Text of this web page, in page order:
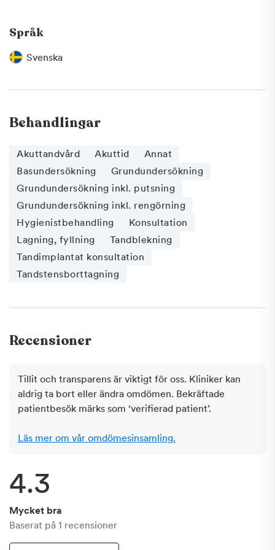
Språk
Svenska
Behandlingar
Akuttandvård Akuttid
Annat
Basundersökning
Grundundersökning
Grundundersökning inkl. putsning
Grundundersökning inkl. rengörning
Hygienistbehandling
Konsultation
Lagning, fyllning
Tandblekning
Tandimplantat konsultation
Tandstensborttagning
Recensioner
Tillit och transparens är viktigt för oss. Kliniker kan
aldrig ta bort eller ändra omdömen. Bekräftade
patientbesök märks som ‘verifierad patient’.
Läs mer om vår omdömesinsamling.
4.3
Mycket bra
Baserat på 1 recensioner